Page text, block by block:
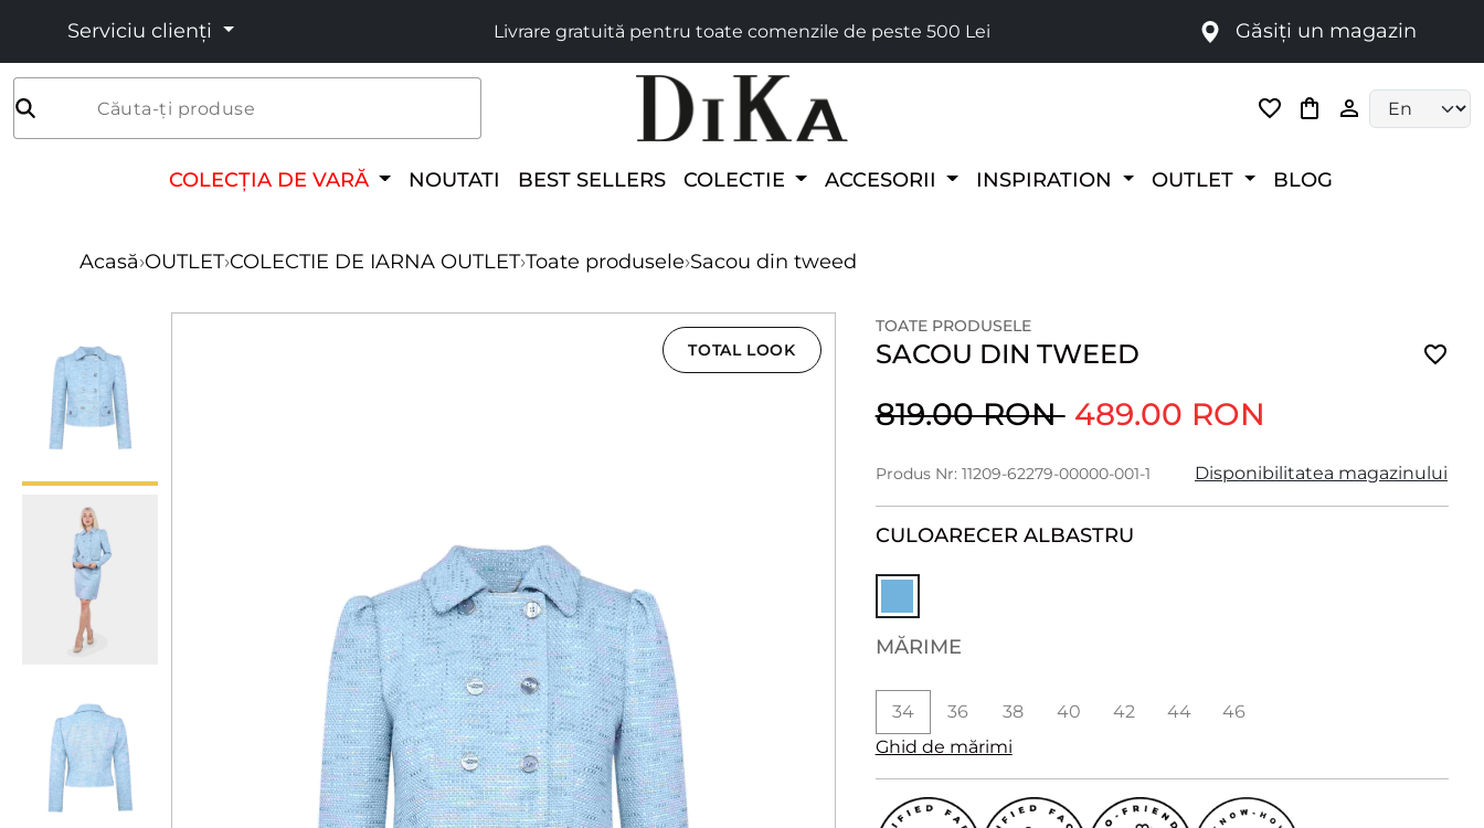
Serviciu clienți Livrare gratuită pentru toate comenzile de peste 500 Lei Găsiți un magazin
Căuta-ți produse
COLECȚIA DE VARĂ NOUTATI BEST SELLERS COLECTIE ACCESORII INSPIRATION OUTLET BLOG
Acasă›OUTLET›COLECTIE DE IARNA OUTLET›Toate produsele›Sacou din tweed
TOTAL LOOK
TOATE PRODUSELE
SACOU DIN TWEED
819.00 RON 489.00 RON
Produs Nr: 11209-62279-00000-001-1 Disponibilitatea magazinului
CULOARECER ALBASTRU
MĂRIME
34 36 38 40 42 44
46
Ghid de mărimi